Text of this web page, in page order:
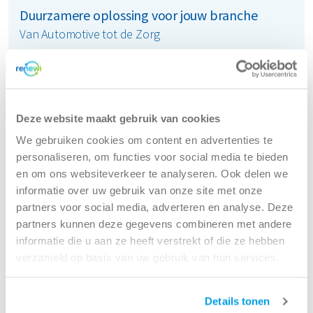
Deze website maakt gebruik van cookies
We gebruiken cookies om content en advertenties te
personaliseren, om functies voor social media te bieden
en om ons websiteverkeer te analyseren. Ook delen we
informatie over uw gebruik van onze site met onze
partners voor social media, adverteren en analyse. Deze
partners kunnen deze gegevens combineren met andere
informatie die u aan ze heeft verstrekt of die ze hebben
verzameld op basis van uw gebruik van hun services.
Details tonen
Duurzamere oplossing voor jouw branche
Van Automotive tot de Zorg
CSRD-ready met Renewi
Green Deal. Het is een Europese wetgeving die